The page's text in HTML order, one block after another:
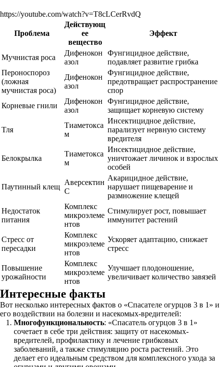
https://youtube.com/watch?v=T8cLCerRvdQ
Проблема
Действующ
ее
вещество
Эффект
Мучнистая роса
Дифенокон
азол
Фунгицидное действие,
подавляет развитие грибка
Пероноспороз
(ложная
мучнистая роса)
Дифенокон
азол
Фунгицидное действие,
предотвращает распространение
спор
Корневые гнили
Дифенокон
азол
Фунгицидное действие,
защищает корневую систему
Тля
Тиаметокса
м
Инсектицидное действие,
парализует нервную систему
вредителя
Белокрылка
Тиаметокса
м
Инсектицидное действие,
уничтожает личинок и взрослых
особей
Паутинный клещ
Аверсектин
С
Акарицидное действие,
нарушает пищеварение и
размножение клещей
Недостаток
питания
Комплекс
микроэлеме
нтов
Стимулирует рост, повышает
иммунитет растений
Стресс от
пересадки
Комплекс
микроэлеме
нтов
Ускоряет адаптацию, снижает
стресс
Повышение
урожайности
Комплекс
микроэлеме
нтов
Улучшает плодоношение,
увеличивает количество завязей
Интересные факты
Вот несколько интересных фактов о «Спасателе огурцов 3 в 1» и
его воздействии на болезни и насекомых-вредителей:
Многофункциональность: «Спасатель огурцов 3 в 1»
сочетает в себе три действия: защиту от насекомых-
вредителей, профилактику и лечение грибковых
заболеваний, а также стимуляцию роста растений. Это
делает его идеальным средством для комплексного ухода за